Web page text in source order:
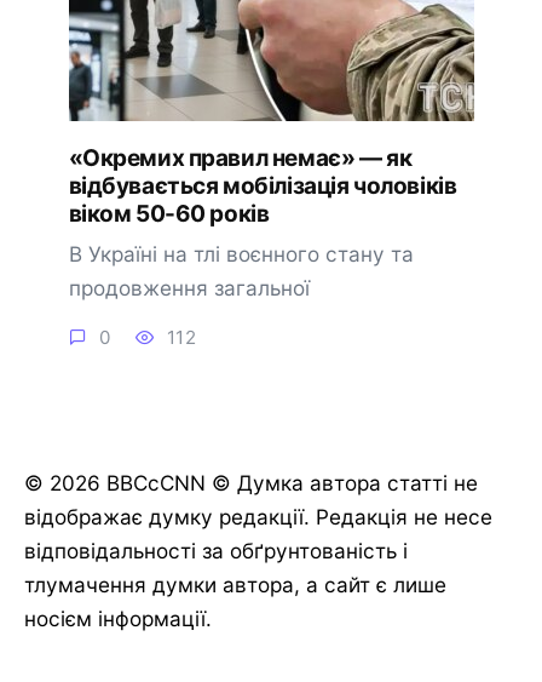
«Окремих правил немає» — як
відбувається мобілізація чоловіків
віком 50-60 років
В Україні на тлі воєнного стану та
продовження загальної
0 112
© 2026 BBCcCNN © Думка автора статті не
відображає думку редакції. Редакція не несе
відповідальності за обґрунтованість і
тлумачення думки автора, а сайт є лише
носієм інформації.